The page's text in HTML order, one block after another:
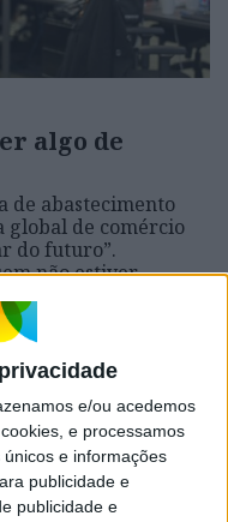
e/ou acedemos
e processamos
e informações
publicidade e
publicidade e
algo de
de abastecimento
global de comércio
do futuro”.
não estiver
e às
duro caminho
2018 da revista